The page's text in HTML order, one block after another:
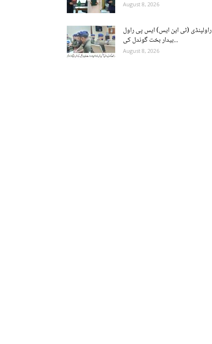
August 8, 2026
راولپنڈی (ٹی این ایس) ایس پی راول
بیدار بخت گوندل کی...
August 8, 2026